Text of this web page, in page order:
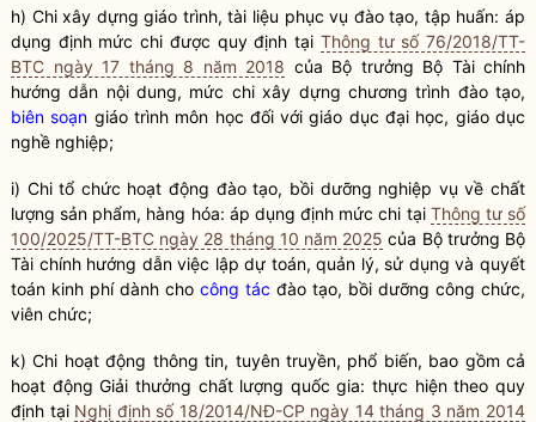
h) Chi xây dựng giáo trình, tài liệu phục vụ đào tạo, tập huấn: áp
dụng định mức chi được quy định tại Thông tư số 76/2018/TT-
BTC ngày 17 tháng 8 năm 2018 của Bộ trưởng Bộ Tài chính
hướng dẫn nội dung, mức chi xây dựng chương trình đào tạo,
biên soạn giáo trình môn học đối với giáo dục đại học, giáo dục
nghề nghiệp;
i) Chi tổ chức hoạt động đào tạo, bồi dưỡng nghiệp vụ về chất
lượng sản phẩm, hàng hóa: áp dụng định mức chi tại Thông tư số
100/2025/TT-BTC ngày 28 tháng 10 năm 2025 của Bộ trưởng Bộ
Tài chính hướng dẫn việc lập dự toán, quản lý, sử dụng và quyết
toán kinh phí dành cho công tác đào tạo, bồi dưỡng công chức,
viên chức;
k) Chi hoạt động thông tin, tuyên truyền, phổ biến, bao gồm cả
hoạt động Giải thưởng chất lượng quốc gia: thực hiện theo quy
định tại Nghị định số 18/2014/NĐ-CP ngày 14 tháng 3 năm 2014